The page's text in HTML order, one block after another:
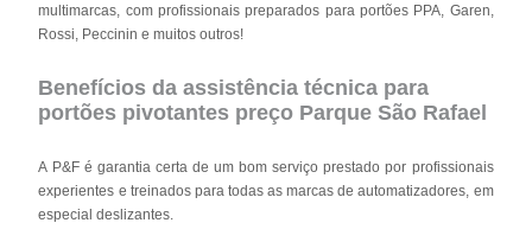
multimarcas, com profissionais preparados para portões PPA, Garen,
Rossi, Peccinin e muitos outros!
Benefícios da assistência técnica para
portões pivotantes preço Parque São Rafael
A P&F é garantia certa de um bom serviço prestado por profissionais
experientes e treinados para todas as marcas de automatizadores, em
especial deslizantes.